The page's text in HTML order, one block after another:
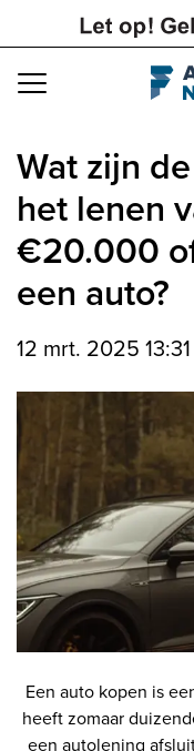
Navigation
Wat zijn
het lenen
€20.000
een auto?
12 mrt. 2025 13:31
Een auto kopen is
heeft zomaar
een autolening